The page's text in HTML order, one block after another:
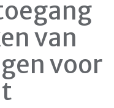
van
voor